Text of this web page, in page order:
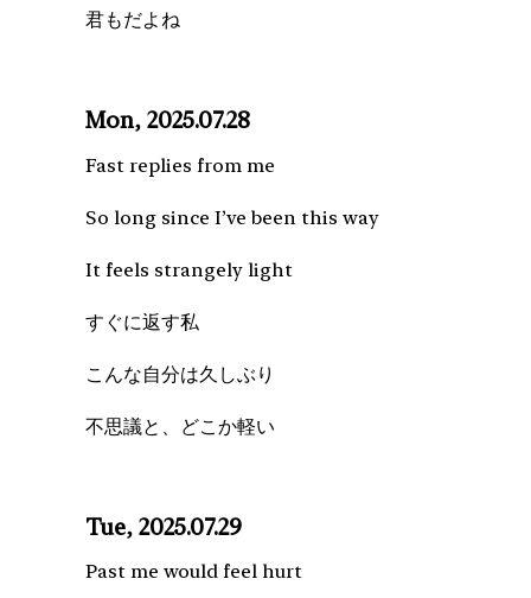
君もだよね
Mon, 2025.07.28
Fast replies from me
So long since I’ve been this way
It feels strangely light
すぐに返す私
こんな自分は久しぶり
不思議と、どこか軽い
Tue, 2025.07.29
Past me would feel hurt